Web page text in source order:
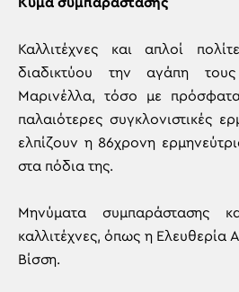
Καλλιτέχνες και απλοί
διαδικτύου την αγάπη
Μαρινέλλα, τόσο με
παλαιότερες συγκλονιστικές
ελπίζουν η 86χρονη
στα πόδια της.
Μηνύματα συμπαράστασης
καλλιτέχνες, όπως η Ελευθερία
Βίσση.